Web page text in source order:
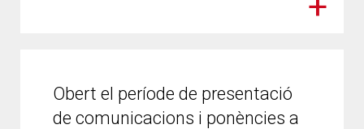
Obert el període de presentació
de comunicacions i ponències a